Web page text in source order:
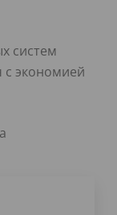
систем
экономией